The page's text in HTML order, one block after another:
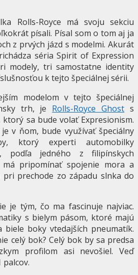
Rolls-Royce má svoju sekciu
písali. Písal som o tom aj ja
z prvých jázd s modelmi. Akurát
séria Spirit of Expression
modely, tri samostatne identity
k tejto špeciálnej sérii.
modelom v tejto špeciálnej
trh, je Rolls-Royce Ghost s
sa bude volať Expresionism.
v ňom, bude využívať špeciálny
ktorý experti automobilky
podľa jedného z filipínskych
pripomínať spojenie mora a
prechode zo západu slnka do
je tým, čo ma fascinuje najviac.
s bielym pásom, ktoré majú
boky vtedajších pneumatík.
celý bok? Celý bok by sa predsa
profilom asi nevošiel. Veď
palcov.